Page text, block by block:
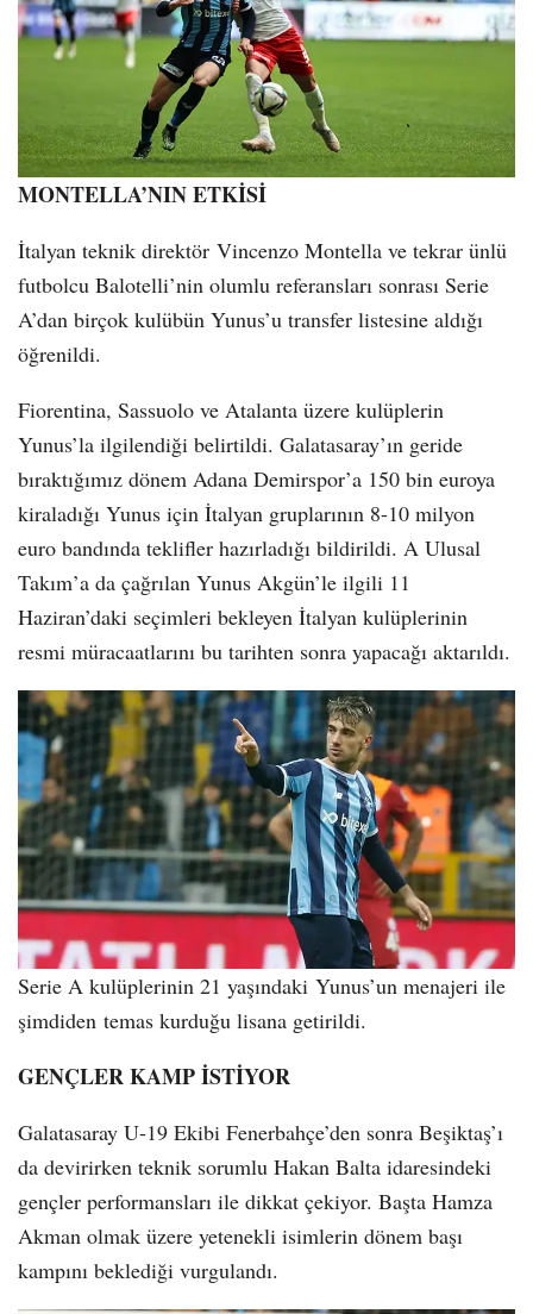
MONTELLA’NIN ETKİSİ
İtalyan teknik direktör Vincenzo Montella ve tekrar ünlü
futbolcu Balotelli’nin olumlu referansları sonrası Serie
A’dan birçok kulübün Yunus’u transfer listesine aldığı
öğrenildi.
Fiorentina, Sassuolo ve Atalanta üzere kulüplerin
Yunus’la ilgilendiği belirtildi. Galatasaray’ın geride
bıraktığımız dönem Adana Demirspor’a 150 bin euroya
kiraladığı Yunus için İtalyan gruplarının 8-10 milyon
euro bandında teklifler hazırladığı bildirildi. A Ulusal
Takım’a da çağrılan Yunus Akgün’le ilgili 11
Haziran’daki seçimleri bekleyen İtalyan kulüplerinin
resmi müracaatlarını bu tarihten sonra yapacağı aktarıldı.
Serie A kulüplerinin 21 yaşındaki Yunus’un menajeri ile
şimdiden temas kurduğu lisana getirildi.
GENÇLER KAMP İSTİYOR
Galatasaray U-19 Ekibi Fenerbahçe’den sonra Beşiktaş’ı
da devirirken teknik sorumlu Hakan Balta idaresindeki
gençler performansları ile dikkat çekiyor. Başta Hamza
Akman olmak üzere yetenekli isimlerin dönem başı
kampını beklediği vurgulandı.